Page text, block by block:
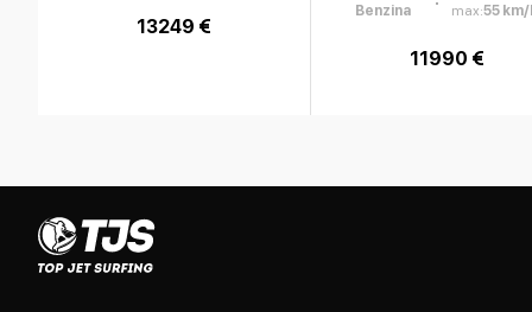
13249 €
Benzina
max:55
11990 €